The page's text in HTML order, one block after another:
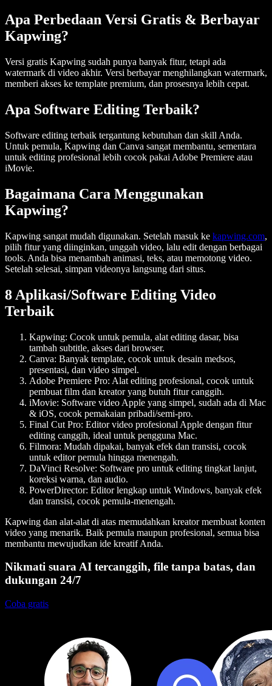
Apa Perbedaan Versi Gratis & Berbayar
Kapwing?
Versi gratis Kapwing sudah punya banyak fitur, tetapi ada
watermark di video akhir. Versi berbayar menghilangkan watermark,
memberi akses ke template premium, dan prosesnya lebih cepat.
Apa Software Editing Terbaik?
Software editing terbaik tergantung kebutuhan dan skill Anda.
Untuk pemula, Kapwing dan Canva sangat membantu, sementara
untuk editing profesional lebih cocok pakai Adobe Premiere atau
iMovie.
Bagaimana Cara Menggunakan
Kapwing?
Kapwing sangat mudah digunakan. Setelah masuk ke kapwing.com,
pilih fitur yang diinginkan, unggah video, lalu edit dengan berbagai
tools. Anda bisa menambah animasi, teks, atau memotong video.
Setelah selesai, simpan videonya langsung dari situs.
8 Aplikasi/Software Editing Video
Terbaik
Kapwing: Cocok untuk pemula, alat editing dasar, bisa
tambah subtitle, akses dari browser.
Canva: Banyak template, cocok untuk desain medsos,
presentasi, dan video simpel.
Adobe Premiere Pro: Alat editing profesional, cocok untuk
pembuat film dan kreator yang butuh fitur canggih.
iMovie: Software video Apple yang simpel, sudah ada di Mac
& iOS, cocok pemakaian pribadi/semi-pro.
Final Cut Pro: Editor video profesional Apple dengan fitur
editing canggih, ideal untuk pengguna Mac.
Filmora: Mudah dipakai, banyak efek dan transisi, cocok
untuk editor pemula hingga menengah.
DaVinci Resolve: Software pro untuk editing tingkat lanjut,
koreksi warna, dan audio.
PowerDirector: Editor lengkap untuk Windows, banyak efek
dan transisi, cocok pemula-menengah.
Kapwing dan alat-alat di atas memudahkan kreator membuat konten
video yang menarik. Baik pemula maupun profesional, semua bisa
membantu mewujudkan ide kreatif Anda.
Nikmati suara AI tercanggih, file tanpa batas, dan
dukungan 24/7
Coba gratis